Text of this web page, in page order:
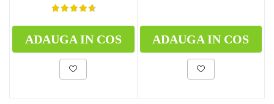
ADAUGA IN COS ADAUGA IN COS